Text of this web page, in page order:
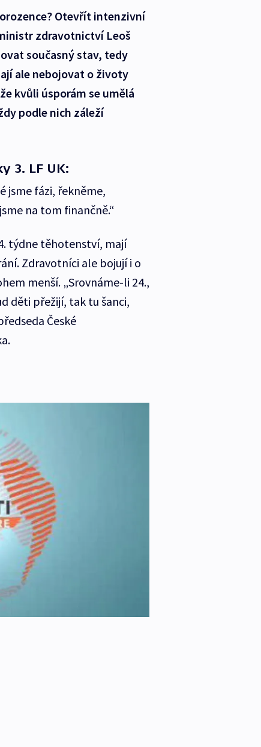
Otevřít intenzivní
zdravotnictví Leoš
současný stav, tedy
ale nebojovat o životy
kvůli úsporám se umělá
podle nich záleží
3. LF UK:
jsme fázi, řekněme,
na tom finančně.“
týdne těhotenství, mají
Zdravotníci ale bojují i o
menší. „Srovnáme-li 24.,
děti přežijí, tak tu šanci,
České